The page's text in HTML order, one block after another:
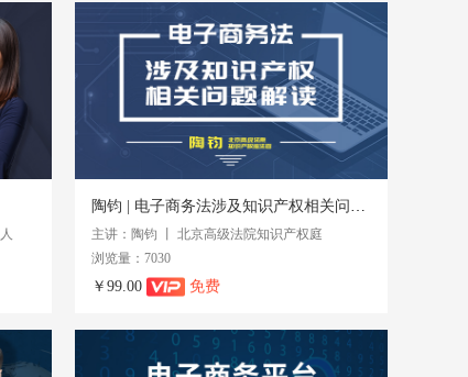
主讲：陶钧 丨 北京高级法院知识产权庭
浏览量：7030
￥99.00 免费